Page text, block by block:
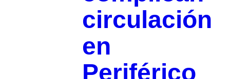
circulación
en
Periférico